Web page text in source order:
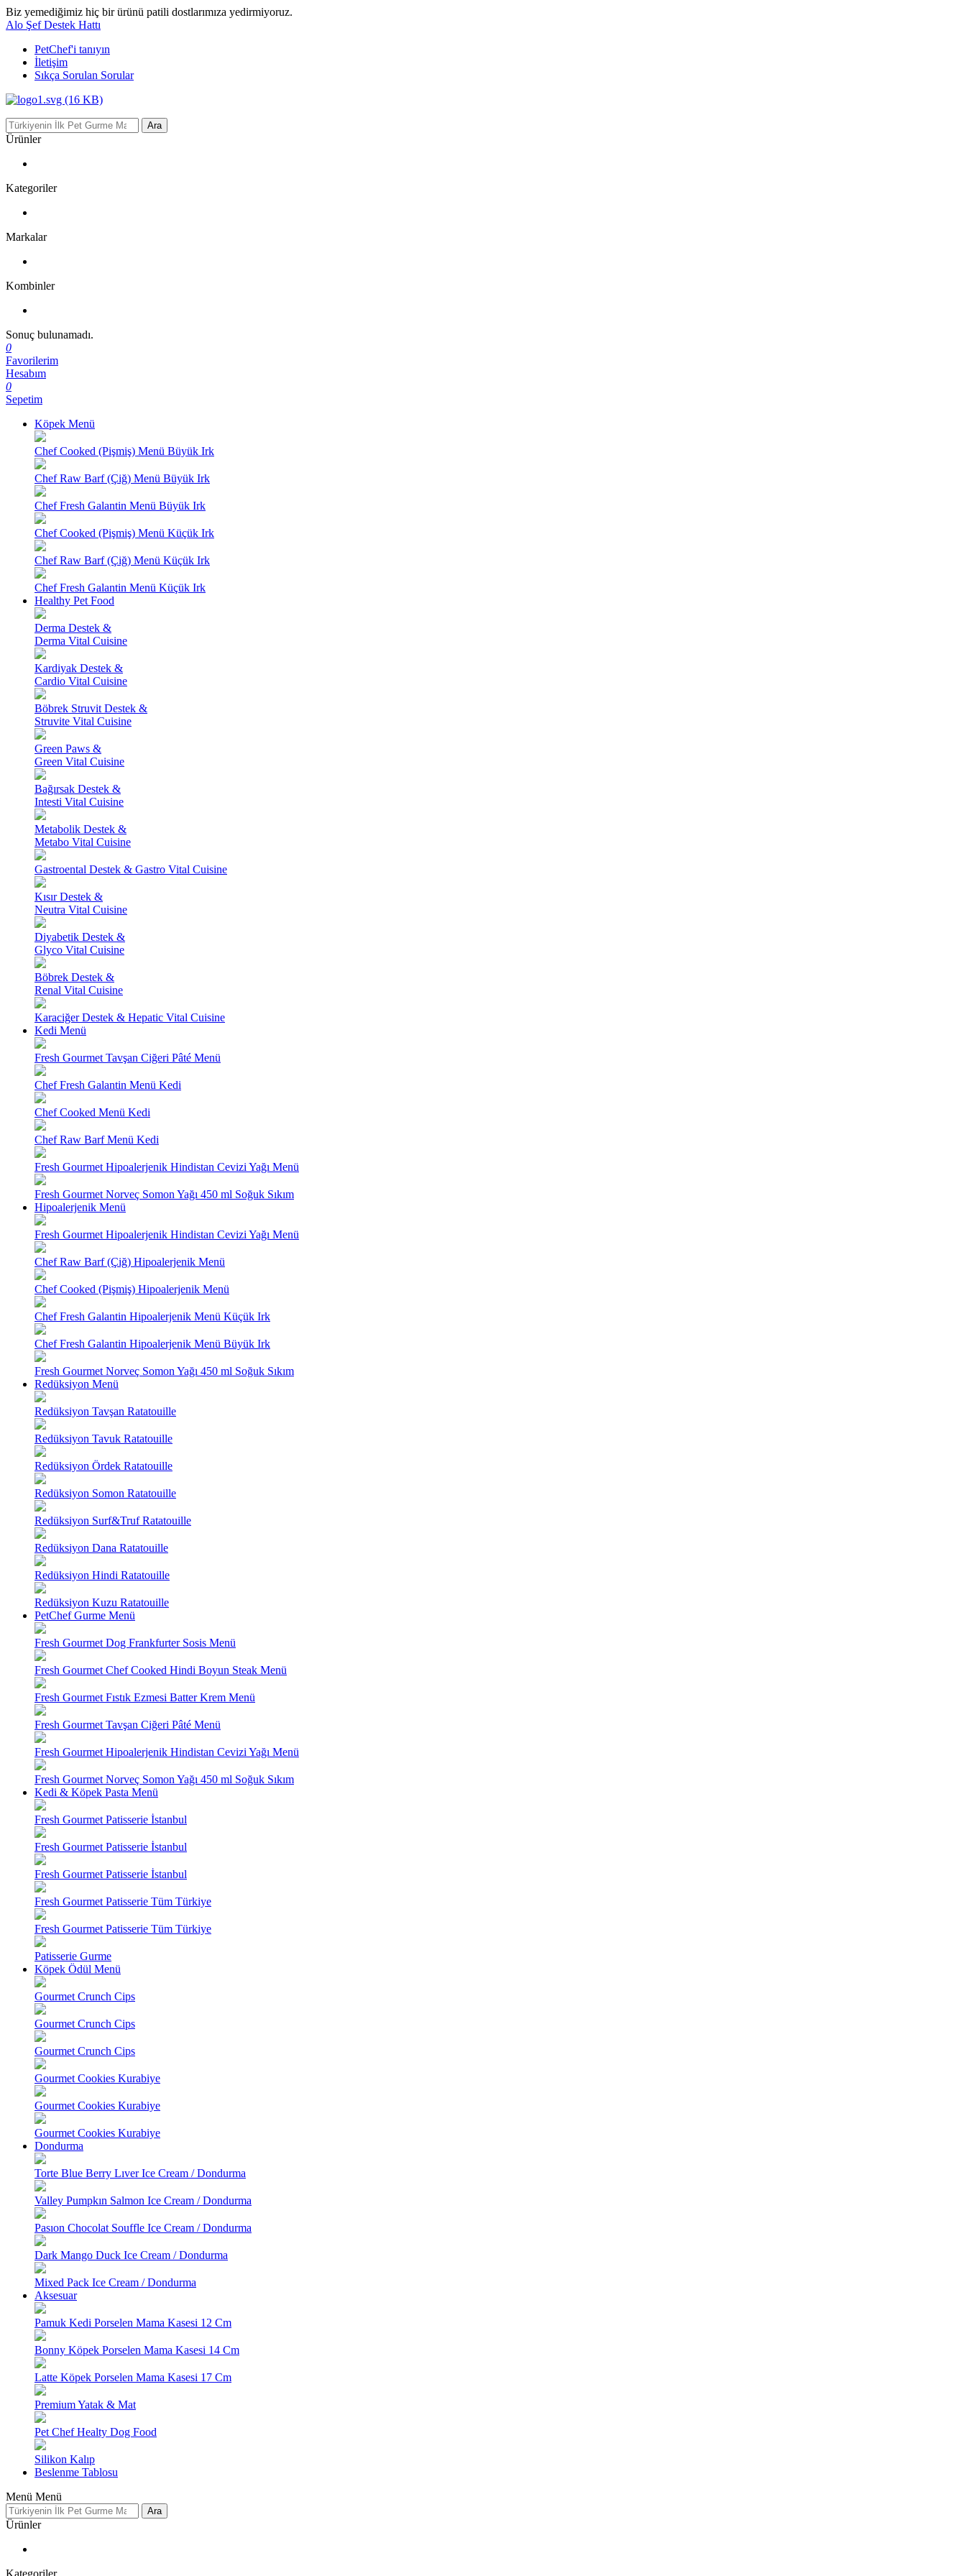
Biz yemediğimiz hiç bir ürünü patili dostlarımıza yedirmiyoruz.
Alo Şef Destek Hattı
PetChef'i tanıyın
İletişim
Sıkça Sorulan Sorular
Ara
Ürünler
Kategoriler
Markalar
Kombinler
Sonuç bulunamadı.
0
Favorilerim
Hesabım
0
Sepetim
Köpek Menü
Chef Cooked (Pişmiş) Menü Büyük Irk
Chef Raw Barf (Çiğ) Menü Büyük Irk
Chef Fresh Galantin Menü Büyük Irk
Chef Cooked (Pişmiş) Menü Küçük Irk
Chef Raw Barf (Çiğ) Menü Küçük Irk
Chef Fresh Galantin Menü Küçük Irk
Healthy Pet Food
Derma Destek &
Derma Vital Cuisine
Kardiyak Destek &
Cardio Vital Cuisine
Böbrek Struvit Destek &
Struvite Vital Cuisine
Green Paws &
Green Vital Cuisine
Bağırsak Destek &
Intesti Vital Cuisine
Metabolik Destek &
Metabo Vital Cuisine
Gastroental Destek & Gastro Vital Cuisine
Kısır Destek &
Neutra Vital Cuisine
Diyabetik Destek &
Glyco Vital Cuisine
Böbrek Destek &
Renal Vital Cuisine
Karaciğer Destek & Hepatic Vital Cuisine
Kedi Menü
Fresh Gourmet Tavşan Ciğeri Pâté Menü
Chef Fresh Galantin Menü Kedi
Chef Cooked Menü Kedi
Chef Raw Barf Menü Kedi
Fresh Gourmet Hipoalerjenik Hindistan Cevizi Yağı Menü
Fresh Gourmet Norveç Somon Yağı 450 ml Soğuk Sıkım
Hipoalerjenik Menü
Fresh Gourmet Hipoalerjenik Hindistan Cevizi Yağı Menü
Chef Raw Barf (Çiğ) Hipoalerjenik Menü
Chef Cooked (Pişmiş) Hipoalerjenik Menü
Chef Fresh Galantin Hipoalerjenik Menü Küçük Irk
Chef Fresh Galantin Hipoalerjenik Menü Büyük Irk
Fresh Gourmet Norveç Somon Yağı 450 ml Soğuk Sıkım
Redüksiyon Menü
Redüksiyon Tavşan Ratatouille
Redüksiyon Tavuk Ratatouille
Redüksiyon Ördek Ratatouille
Redüksiyon Somon Ratatouille
Redüksiyon Surf&Truf Ratatouille
Redüksiyon Dana Ratatouille
Redüksiyon Hindi Ratatouille
Redüksiyon Kuzu Ratatouille
PetChef Gurme Menü
Fresh Gourmet Dog Frankfurter Sosis Menü
Fresh Gourmet Chef Cooked Hindi Boyun Steak Menü
Fresh Gourmet Fıstık Ezmesi Batter Krem Menü
Fresh Gourmet Tavşan Ciğeri Pâté Menü
Fresh Gourmet Hipoalerjenik Hindistan Cevizi Yağı Menü
Fresh Gourmet Norveç Somon Yağı 450 ml Soğuk Sıkım
Kedi & Köpek Pasta Menü
Fresh Gourmet Patisserie İstanbul
Fresh Gourmet Patisserie İstanbul
Fresh Gourmet Patisserie İstanbul
Fresh Gourmet Patisserie Tüm Türkiye
Fresh Gourmet Patisserie Tüm Türkiye
Patisserie Gurme
Köpek Ödül Menü
Gourmet Crunch Cips
Gourmet Crunch Cips
Gourmet Crunch Cips
Gourmet Cookies Kurabiye
Gourmet Cookies Kurabiye
Gourmet Cookies Kurabiye
Dondurma
Torte Blue Berry Lıver Ice Cream / Dondurma
Valley Pumpkın Salmon Ice Cream / Dondurma
Pasıon Chocolat Souffle Ice Cream / Dondurma
Dark Mango Duck Ice Cream / Dondurma
Mixed Pack Ice Cream / Dondurma
Aksesuar
Pamuk Kedi Porselen Mama Kasesi 12 Cm
Bonny Köpek Porselen Mama Kasesi 14 Cm
Latte Köpek Porselen Mama Kasesi 17 Cm
Premium Yatak & Mat
Pet Chef Healty Dog Food
Silikon Kalıp
Beslenme Tablosu
Menü Menü
Ara
Ürünler
Kategoriler